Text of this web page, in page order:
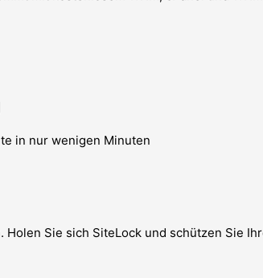
in nur wenigen Minuten
Sie sich SiteLock und schützen Sie